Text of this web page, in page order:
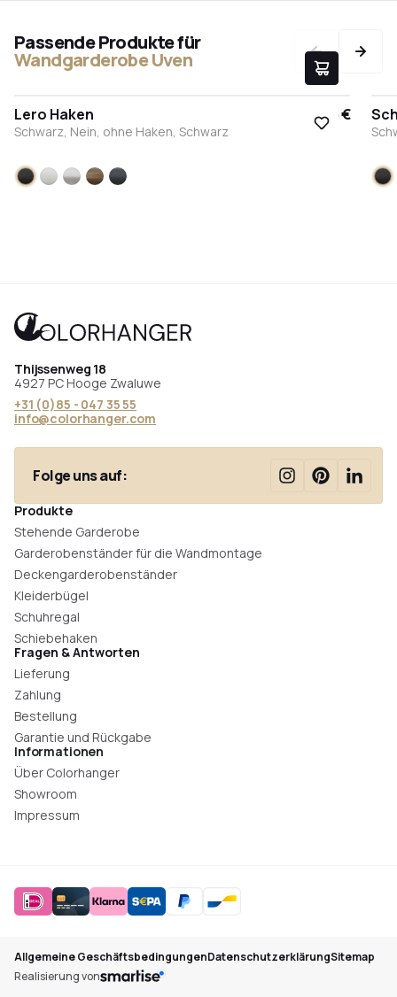
Passende Produkte für
Wandgarderobe Uven
Lero Haken 9,95 €
Schwarz, Nein, ohne Haken, Schwarz
Schwarz
WeißEdelstahl
BronzeAnthrazit
Thijssenweg 18
4927 PC Hooge Zwaluwe
+31 (0)85 - 047 35 55
info@colorhanger.com
Folge uns auf:
Produkte
Stehende Garderobe
Garderobenständer für die Wandmontage
Deckengarderobenständer
Kleiderbügel
Schuhregal
Schiebehaken
Fragen & Antworten
Lieferung
Zahlung
Bestellung
Garantie und Rückgabe
Informationen
Über Colorhanger
Showroom
Impressum
Allgemeine GeschäftsbedingungenDatenschutzerklärungSitemap
Realisierung von